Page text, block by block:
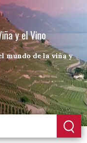
y el Vino
mundo de la viña y